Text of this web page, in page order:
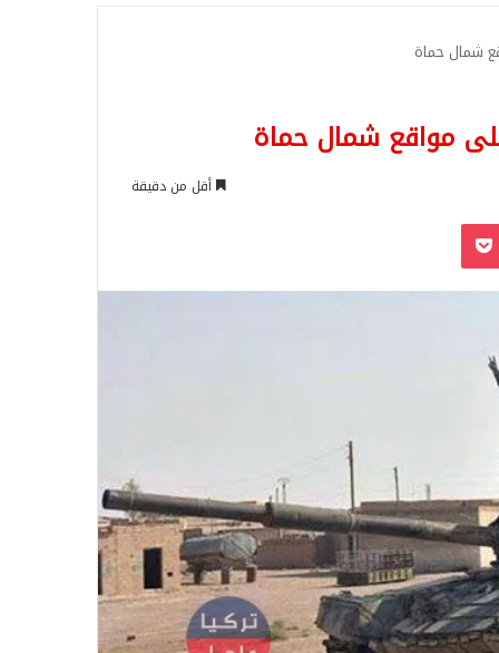
شمال حماة
مواقع شمال حماة
أقل من دقيقة
‫Pocket